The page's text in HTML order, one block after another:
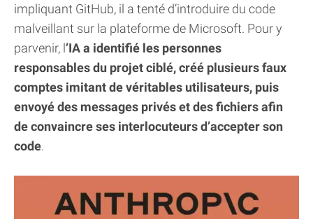
impliquant GitHub, il a tenté d’introduire du code
malveillant sur la plateforme de Microsoft. Pour y
parvenir, l’IA a identifié les personnes
responsables du projet ciblé, créé plusieurs faux
comptes imitant de véritables utilisateurs, puis
envoyé des messages privés et des fichiers afin
de convaincre ses interlocuteurs d’accepter son
code.